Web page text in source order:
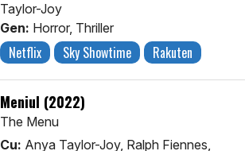
Taylor-Joy
Gen: Horror, Thriller
Netflix Sky Showtime Rakuten
Meniul (2022)
The Menu
Cu: Anya Taylor-Joy, Ralph Fiennes,